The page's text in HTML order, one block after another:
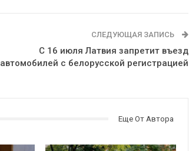
СЛЕДУЮЩАЯ ЗАПИСЬ
С 16 июля Латвия запретит въезд
автомобилей с белорусской регистрацией
Еще От Автора